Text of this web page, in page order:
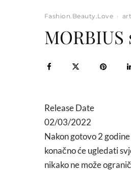
Fashion.Beauty.Love ·
Release Date
02/03/2022
Nakon gotovo 2
konačno će ugledati
nikako ne može